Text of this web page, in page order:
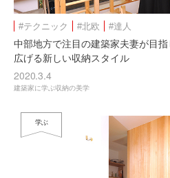
#テクニック #北欧 #達人
中部地方で注目の建築家夫妻が目
広げる新しい収納スタイル
2020.3.4
建築家に学ぶ収納の美学
学ぶ